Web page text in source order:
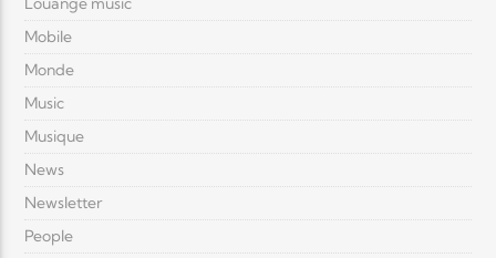
Mobile
Monde
Music
Musique
News
Newsletter
People